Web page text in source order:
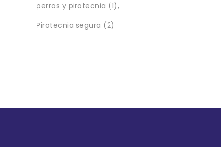
perros y pirotecnia (1)
Pirotecnia segura (2)